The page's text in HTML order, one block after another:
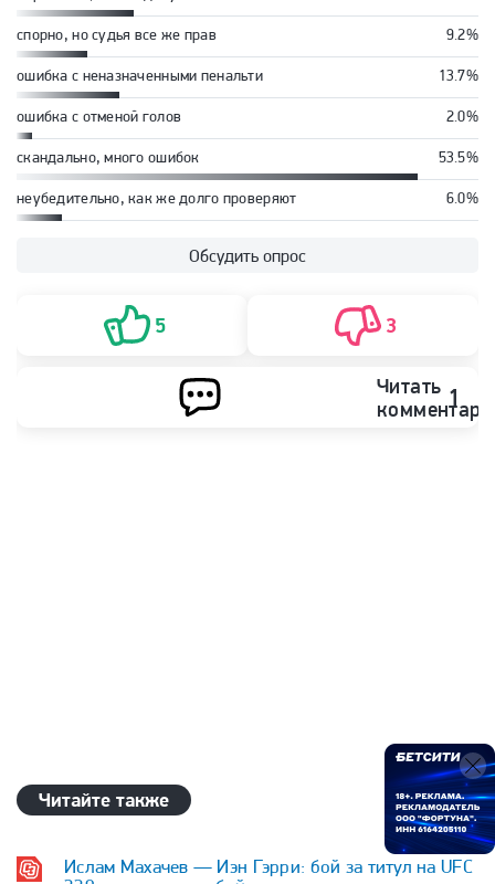
спорно, но судья все же прав 9.2%
ошибка с неназначенными пенальти 13.7%
ошибка с отменой голов 2.0%
скандально, много ошибок 53.5%
неубедительно, как же долго проверяют 6.0%
Обсудить опрос
5 3
Читать 1
Читайте также
Ислам Махачев — Иэн Гэрри: бой за титул на UFC